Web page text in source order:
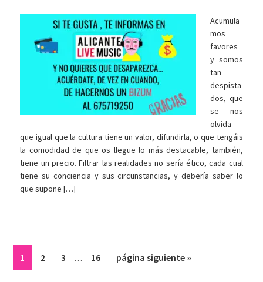
Acumula
mos
favores
y somos
tan
despista
dos, que
se nos
olvida
que igual que la cultura tiene un valor, difundirla, o que tengáis
la comodidad de que os llegue lo más destacable, también,
tiene un precio. Filtrar las realidades no sería ético, cada cual
tiene su conciencia y sus circunstancias, y debería saber lo
que supone […]
Página
1 Página
2 Página
3
intermedias
… Página
16
Ir
página siguiente »